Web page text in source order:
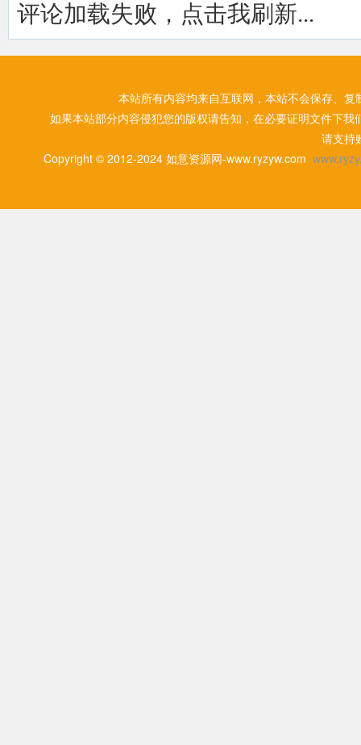
评论加载失败，点击我刷新...
本站所有内容均来自互联网，本站不会保存、
如果本站部分内容侵犯您的版权请告知，在必要证明文件下
请支持
Copyright © 2012-2024 如意资源网-www.ryzyw.com